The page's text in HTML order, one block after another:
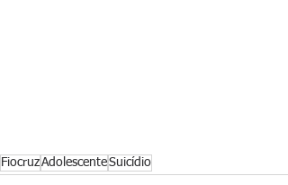
FiocruzAdolescenteSuicídio